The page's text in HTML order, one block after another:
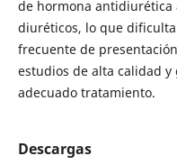
de hormona antidiurética
diuréticos, lo que
frecuente de
estudios de alta calidad
adecuado tratamiento.
Descargas